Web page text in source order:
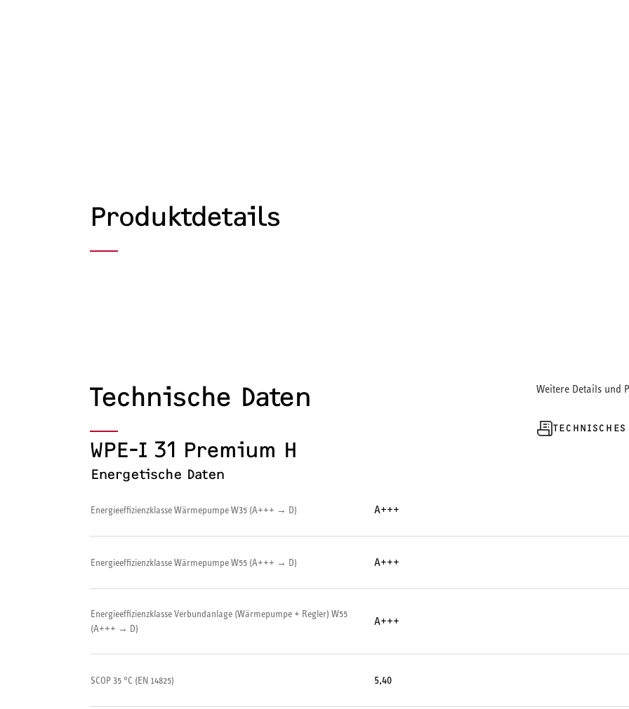
Produktdetails
Technische Daten Weitere Details und
WPE-I 31 Premium H
Energetische Daten
Energieeffizienzklasse Wärmepumpe W35 (A+++ → D) A+++
Energieeffizienzklasse Wärmepumpe W55 (A+++ → D) A+++
Energieeffizienzklasse Verbundanlage (Wärmepumpe + Regler) W55
(A+++ → D)
A+++
SCOP 35 °C (EN 14825) 5,40